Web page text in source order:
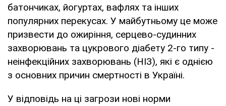
батончиках, йогуртах, вафлях та інших
популярних перекусах. У майбутньому це може
призвести до ожиріння, серцево-судинних
захворювань та цукрового діабету 2-го типу -
неінфекційних захворювань (НІЗ), які є однією
з основних причин смертності в Україні.
У відповідь на ці загрози нові норми